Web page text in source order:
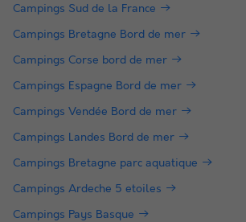
Campings Sud de la France
Campings Bretagne Bord de mer
Campings Corse bord de mer
Campings Espagne Bord de mer
Campings Vendée Bord de mer
Campings Landes Bord de mer
Campings Bretagne parc aquatique
Campings Ardeche 5 etoiles
Campings Pays Basque